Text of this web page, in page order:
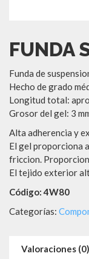
FUNDA
Funda de
Hecho de grado
Longitud total:
Grosor del gel: 3
Alta adherencia y
El gel proporciona
friccion.
El tejido exterior
Código: 4W80
Categorías:
Valoraciones (0)